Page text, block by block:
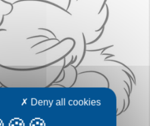
Deny all cookies